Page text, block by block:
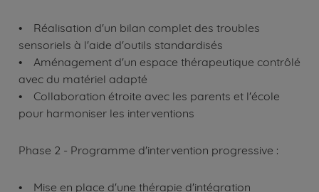
• Réalisation d'un bilan complet des troubles
sensoriels à l'aide d'outils standardisés
• Aménagement d'un espace thérapeutique contrôlé
avec du matériel adapté
• Collaboration étroite avec les parents et l'école
pour harmoniser les interventions
Phase 2 - Programme d'intervention progressive :
• Mise en place d'une thérapie d'intégration